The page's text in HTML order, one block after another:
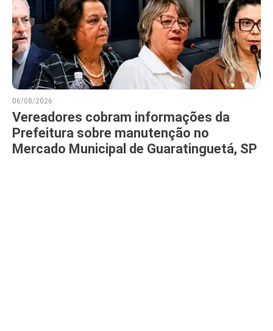
06/08/2026
Vereadores cobram informações da
Prefeitura sobre manutenção no
Mercado Municipal de Guaratinguetá, SP